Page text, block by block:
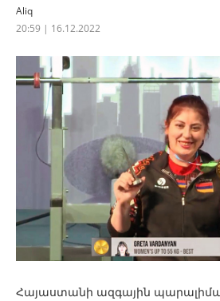
Aliq
20:59 | 16.12.2022
Հայաստանի ազգային